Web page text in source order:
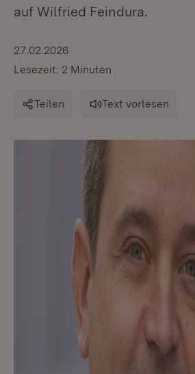
auf Wilfried Feindura.
27.02.2026
Lesezeit: 2 Minuten
Teilen Text vorlesen